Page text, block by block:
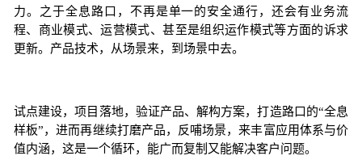
力。之于全息路口，不再是单一的安全通行，还会有业务流
程、商业模式、运营模式、甚至是组织运作模式等方面的诉求
更新。产品技术，从场景来，到场景中去。
试点建设，项目落地，验证产品、解构方案，打造路口的“全息
样板”，进而再继续打磨产品，反哺场景，来丰富应用体系与价
值内涵，这是一个循环，能广而复制又能解决客户问题。